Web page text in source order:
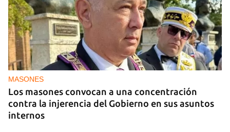
MIAMI
La hija de un diplomático castrista expulsado de
EE UU en 2003 está bajo custodia del ICE
MASONES
Los masones convocan a una concentración
contra la injerencia del Gobierno en sus asuntos
internos